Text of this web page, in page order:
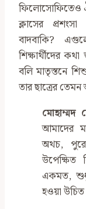
ফিলোসোফিতেও
ক্লাসের
বাদবাকি?
শিক্ষার্থীদের
বলি মাতৃস্তনে
তার ছাত্রের তেমন
মোহাম্মদ
আমাদের
অথচ,
একমত, শুধু
হওয়া